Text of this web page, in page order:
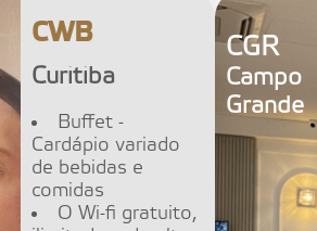
CWB
Curitiba
Buffet -
Cardápio variado
de bebidas e
comidas
O Wi-fi gratuito,
CGR
Campo
Grande